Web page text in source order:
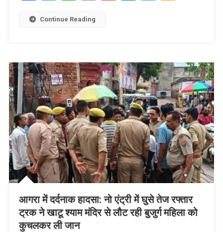
Continue Reading
आगरा में दर्दनाक हादसा: नो एंट्री में घुसे तेज रफ्तार
ट्रक ने खाटू श्याम मंदिर से लौट रही बुजुर्ग महिला को
कुचलकर ली जान